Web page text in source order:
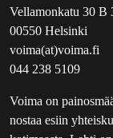
Vellamonkatu 30 B
00550 Helsinki
voima(at)voima.fi
044 238 5109
Voima on
nostaa esiin